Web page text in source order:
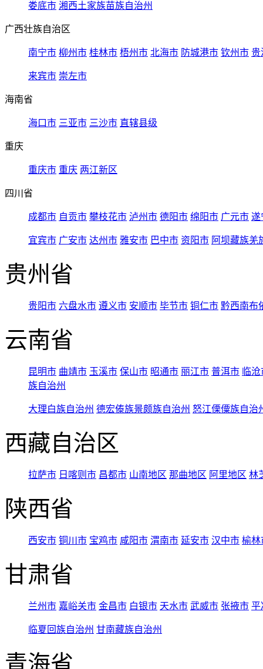
娄底市 湘西土家族苗族自治州
广西壮族自治区
南宁市 柳州市 桂林市 梧州市 北海市 防城港市 钦州市 贵
来宾市 崇左市
海南省
海口市 三亚市 三沙市 直辖县级
重庆
重庆市 重庆 两江新区
四川省
成都市 自贡市 攀枝花市 泸州市 德阳市 绵阳市 广元市 遂
宜宾市 广安市 达州市 雅安市 巴中市 资阳市 阿坝藏族羌
贵州省
贵阳市 六盘水市 遵义市 安顺市 毕节市 铜仁市 黔西南布
云南省
昆明市 曲靖市 玉溪市 保山市 昭通市 丽江市 普洱市 临
族自治州
大理白族自治州 德宏傣族景颇族自治州 怒江傈僳族自治
西藏自治区
拉萨市 日喀则市 昌都市 山南地区 那曲地区 阿里地区 林
陕西省
西安市 铜川市 宝鸡市 咸阳市 渭南市 延安市 汉中市 榆林
甘肃省
兰州市 嘉峪关市 金昌市 白银市 天水市 武威市 张掖市 平
临夏回族自治州 甘南藏族自治州
青海省